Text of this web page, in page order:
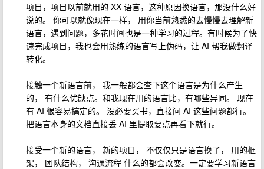
项目，项目以前就用的 XX 语言，这种原因换语言，那没什么好
说的。 你可以就像现在一样， 用你当前熟悉的去慢慢去理解新
语言，遇到问题，多花时间也是一种学习的过程。有时候为了快
速完成项目，我也会用熟练的语言写上伪码，让 AI 帮我做翻译
转化。
接触一个新语言前， 我一般都会查下这个语言是为什么产生
的， 有什么优缺点。和我现在用的语言比，有哪些异同。 现在
有 AI 很容易搞定的。 没必要买书，直接问 AI 这些问题都行。
把语言本身的文档直接丢 AI 里提取要点再看下就行。
接受一个新的语言， 新的项目， 不仅仅只是语言换了， 用的框
架， 团队结构， 沟通流程 什么的都会改变。一定要学习新语言